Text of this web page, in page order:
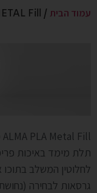
עמוד הבית /
Fill
לחלוטין המשלב
גרסאות לבחירה